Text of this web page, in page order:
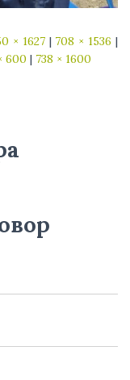
× 1627 | 708 × 1536 |
600 | 738 × 1600